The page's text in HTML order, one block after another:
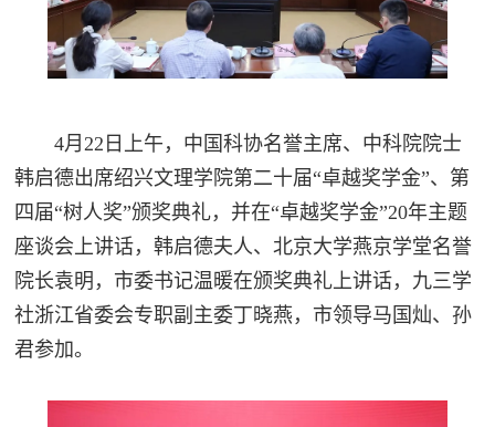
4月22日上午，中国科协名誉主席、中科院院士
韩启德出席绍兴文理学院第二十届“卓越奖学金”、第
四届“树人奖”颁奖典礼，并在“卓越奖学金”20年主题
座谈会上讲话，韩启德夫人、北京大学燕京学堂名誉
院长袁明，市委书记温暖在颁奖典礼上讲话，九三学
社浙江省委会专职副主委丁晓燕，市领导马国灿、孙
君参加。